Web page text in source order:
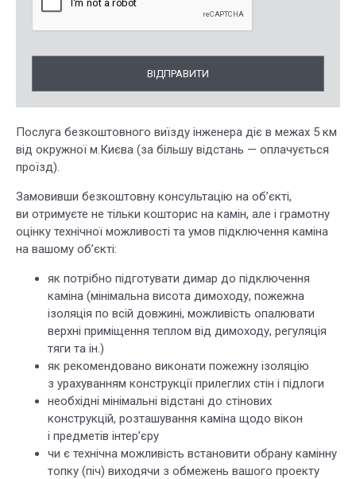
ВІДПРАВИТИ
Послуга безкоштовного виїзду інженера діє в межах 5 км
від окружної м.Києва (за більшу відстань — оплачується
проїзд).
Замовивши безкоштовну консультацію на об’єкті,
ви отримуєте не тільки кошторис на камін, але і грамотну
оцінку технічної можливості та умов підключення каміна
на вашому об’єкті:
як потрібно підготувати димар до підключення
каміна (мінімальна висота димоходу, пожежна
ізоляція по всій довжині, можливість опалювати
верхні приміщення теплом від димоходу, регуляція
тяги та ін.)
як рекомендовано виконати пожежну ізоляцію
з урахуванням конструкції прилеглих стін і підлоги
необхідні мінімальні відстані до стінових
конструкцій, розташування каміна щодо вікон
і предметів інтер’єру
чи є технічна можливість встановити обрану камінну
топку (піч) виходячи з обмежень вашого проекту